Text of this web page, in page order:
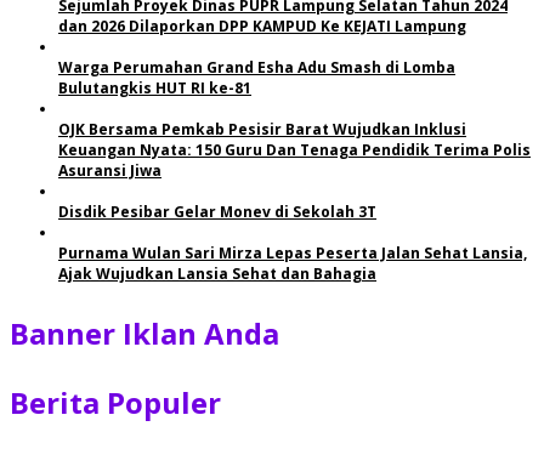
Sejumlah Proyek Dinas PUPR Lampung Selatan Tahun 2024
dan 2026 Dilaporkan DPP KAMPUD Ke KEJATI Lampung
Warga Perumahan Grand Esha Adu Smash di Lomba
Bulutangkis HUT RI ke-81
OJK Bersama Pemkab Pesisir Barat Wujudkan Inklusi
Keuangan Nyata: 150 Guru Dan Tenaga Pendidik Terima Polis
Asuransi Jiwa
Disdik Pesibar Gelar Monev di Sekolah 3T
Purnama Wulan Sari Mirza Lepas Peserta Jalan Sehat Lansia,
Ajak Wujudkan Lansia Sehat dan Bahagia
Banner Iklan Anda
Berita Populer